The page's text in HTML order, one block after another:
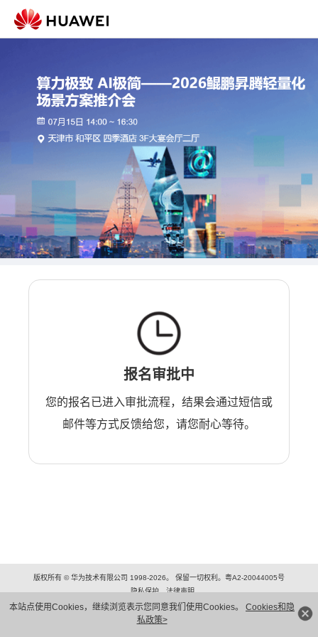
本站点使用Cookies，继续浏览表示您同意我们使用Cookies。 Cookies和隐
私政策>
报名审批中
您的报名已进入审批流程，结果会通过短信或
邮件等方式反馈给您，请您耐心等待。
版权所有 © 华为技术有限公司 1998-2026。 保留一切权利。粤A2-20044005号
隐私保护
法律声明